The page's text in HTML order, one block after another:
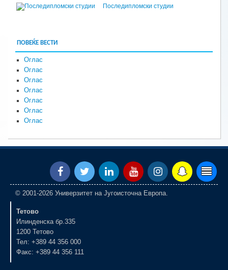
Последипломски студии
ПОВЕЌЕ ВЕСТИ
Оглас
Оглас
Оглас
Оглас
Оглас
Оглас
Оглас
© 2001-2026 Универзитет на Југоисточна Европа.
Тетово
Илинденска бр.335
1200 Тетово
Тел: +389 44 356 000
Факс: +389 44 356 111